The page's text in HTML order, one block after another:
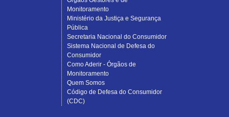
Monitoramento
Ministério da Justiça e Segurança
Pública
Secretaria Nacional do Consumidor
Sistema Nacional de Defesa do
Consumidor
Como Aderir - Órgãos de
Monitoramento
Quem Somos
Código de Defesa do Consumidor
(CDC)